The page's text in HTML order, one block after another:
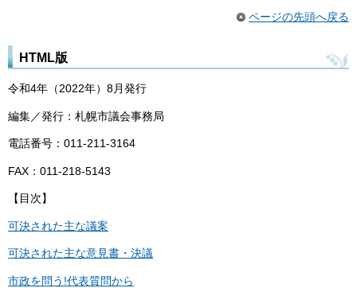
ページの先頭へ戻る
HTML版
令和4年（2022年）8月発行
編集／発行：札幌市議会事務局
電話番号：011-211-3164
FAX：011-218-5143
【目次】
可決された主な議案
可決された主な意見書・決議
市政を問う!代表質問から